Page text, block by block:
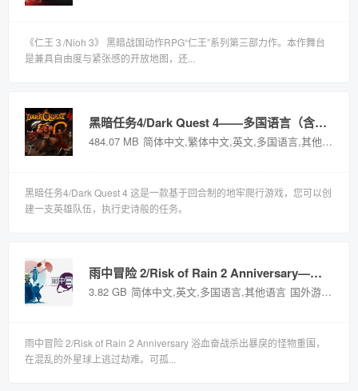
《仁王３/Nioh 3》 黑暗战国动作RPG“仁王”系列第三部力作。本作舞台
是兼具自由度与紧张感的开放地图，还...
黑暗任务4/Dark Quest 4——多国语言（含简体中文）免安装解压即玩版
484.07 MB 简体中文,繁体中文,英文,多国语言,其他语言
黑暗任务4/Dark Quest 4 这是一款基于回合制的地牢爬行游戏，您可以创
建一支英雄队伍，执行史诗般的任务。
雨中冒险 2/Risk of Rain 2 Anniversary——v1.4.0多国语言（含简体中文）免安装解压即玩版
3.82 GB 简体中文,英文,多国语言,其他语言 国外游戏
雨中冒险 2/Risk of Rain 2 Anniversary 浴血奋战杀出暴戾的怪物重围，
在混乱的外星球上逃过劫难。可孤...